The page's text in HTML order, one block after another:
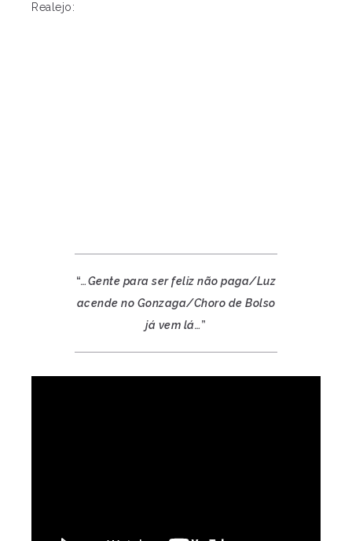
Realejo:
“…Gente para ser feliz não paga/Luz
acende no Gonzaga/Choro de Bolso
já vem lá…”